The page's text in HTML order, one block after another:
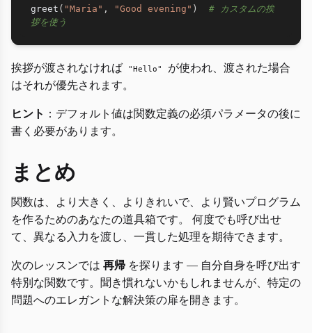
greet ( "Maria" , "Good evening" )
# カスタムの挨
拶を使う
挨拶が渡されなければ "Hello"
が使われ、渡された場合
はそれが優先されます。
ヒント ：デフォルト値は関数定義の必須パラメータの後に
書く必要があります。
まとめ
関数は、より大きく、よりきれいで、より賢いプログラム
を作るためのあなたの道具箱です。 何度でも呼び出せ
て、異なる入力を渡し、一貫した処理を期待できます。
次のレッスンでは 再帰 を探ります — 自分自身を呼び出す
特別な関数です。聞き慣れないかもしれませんが、特定の
問題へのエレガントな解決策の扉を開きます。